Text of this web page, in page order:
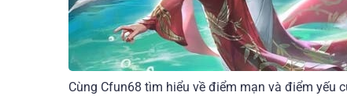
Cùng Cfun68 tìm hiểu về điểm mạn và điểm yếu